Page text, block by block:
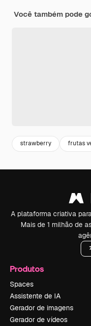
Você também pode
strawberry frutas
A plataforma criativa
Mais de 1 milhão de
Produtos
Spaces
Assistente de IA
Gerador de imagens
Gerador de vídeos